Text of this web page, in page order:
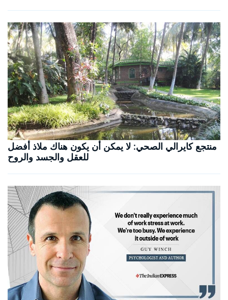
منتجع كايرالي الصحي: لا يمكن أن يكون هناك ملاذ أفضل
للعقل والجسد والروح